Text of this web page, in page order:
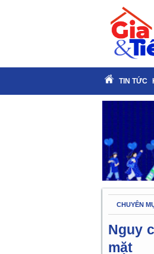
TIN TỨC
CHUYÊN
Nguy
mặt